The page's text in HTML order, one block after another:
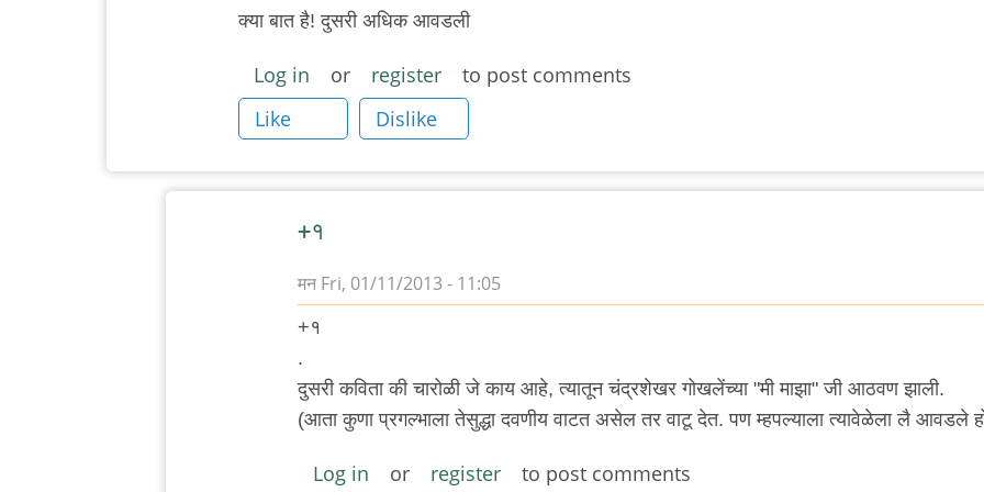
क्या बात है! दुसरी अधिक आवडली
Log in or register
to post comments
Like
Dislike
+१
मन Fri, 01/11/2013 - 11:05
In
क्या
बात
+१
.
दुसरी कविता की चारोळी जे काय आहे, त्यातून चंद्रशेखर गोखलेंच्या "मी माझा" जी आठवण झाली.
(आता कुणा प्रगल्भाला तेसुद्धा दवणीय वाटत असेल तर वाटू देत. पण म्हपल्याला त्यावेळेला लै आवडले
Log in or register to post comments